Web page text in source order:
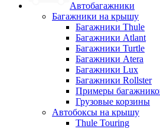
Автобагажники
Багажники на крышу
Багажники Thule
Багажники Atlant
Багажники Turtle
Багажники Atera
Багажники Lux
Багажники Rollster
Примеры
Грузовые корзины
Автобоксы на крышу
Thule Touring